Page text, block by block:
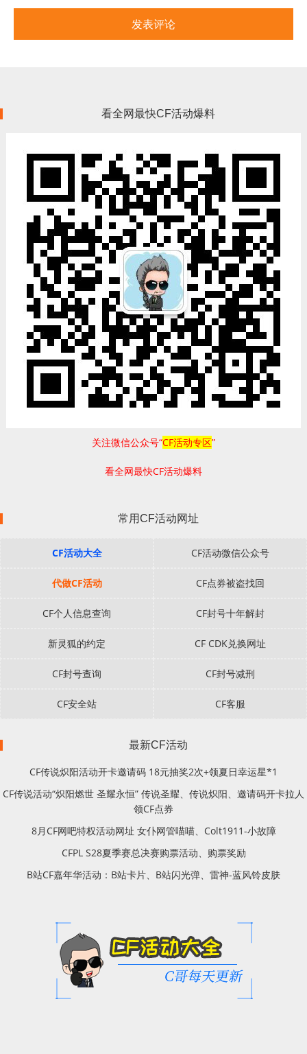
看全网最快CF活动爆料
关注微信公众号“CF活动专区”
看全网最快CF活动爆料
常用CF活动网址
CF活动大全 CF活动微信公众号
代做CF活动 CF点券被盗找回
CF个人信息查询 CF封号十年解封
新灵狐的约定 CF CDK兑换网址
CF封号查询 CF封号减刑
CF安全站 CF客服
最新CF活动
CF传说炽阳活动开卡邀请码 18元抽奖2次+领夏日幸运星*1
CF传说活动“炽阳燃世 圣耀永恒” 传说圣耀、传说炽阳、邀请码开卡拉人
领CF点券
8月CF网吧特权活动网址 女仆网管喵喵、Colt1911-小故障
CFPL S28夏季赛总决赛购票活动、购票奖励
B站CF嘉年华活动：B站卡片、B站闪光弹、雷神-蓝风铃皮肤